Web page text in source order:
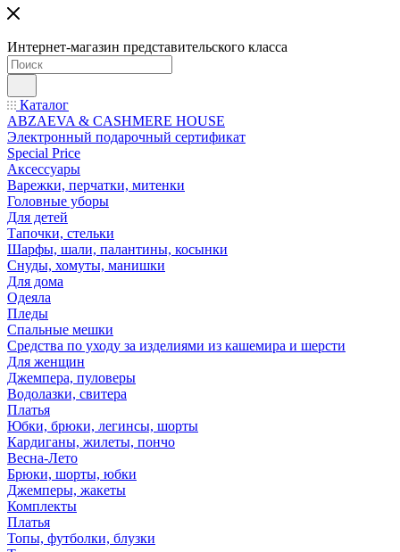
Интернет-магазин представительского класса
Каталог
ABZAEVA & CASHMERE HOUSE
Электронный подарочный сертификат
Special Price
Аксессуары
Варежки, перчатки, митенки
Головные уборы
Для детей
Тапочки, стельки
Шарфы, шали, палантины, косынки
Снуды, хомуты, манишки
Для дома
Одеяла
Пледы
Спальные мешки
Средства по уходу за изделиями из кашемира и шерсти
Для женщин
Джемпера, пуловеры
Водолазки, свитера
Платья
Юбки, брюки, легинсы, шорты
Кардиганы, жилеты, пончо
Весна-Лето
Брюки, шорты, юбки
Джемперы, жакеты
Комплекты
Платья
Топы, футболки, блузки